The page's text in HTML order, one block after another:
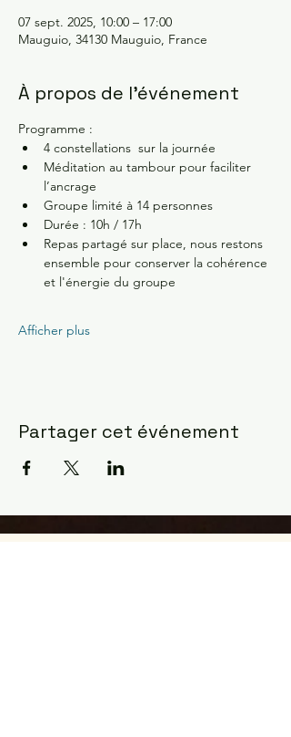
07 sept. 2025, 10:00 – 17:00
Mauguio, 34130 Mauguio, France
À propos de l'événement
Programme :
4 constellations  sur la journée
Méditation au tambour pour faciliter
l’ancrage
Groupe limité à 14 personnes
Durée : 10h / 17h
Repas partagé sur place, nous restons
ensemble pour conserver la cohérence
et l'énergie du groupe
Afficher plus
Partager cet événement